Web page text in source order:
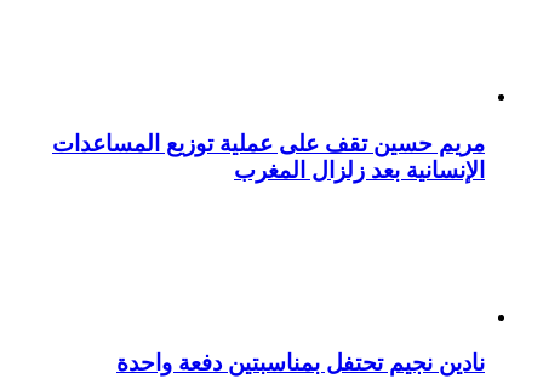
مريم حسين تقف على عملية توزيع المساعدات
الإنسانية بعد زلزال المغرب
نادين نجيم تحتفل بمناسبتين دفعة واحدة